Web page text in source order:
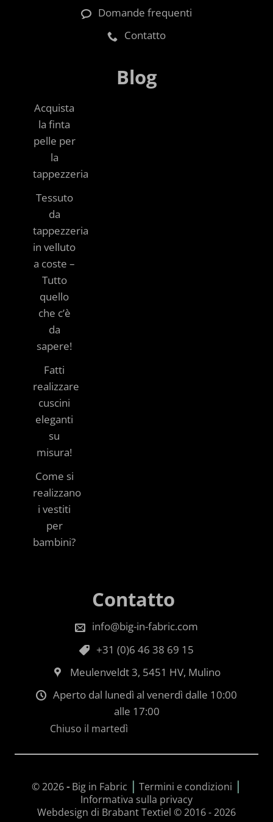
Domande frequenti
Contatto
Blog
Acquista
la finta
pelle per
la
tappezzeria
Tessuto
da
tappezzeria
in velluto
a coste –
Tutto
quello
che c’è
da
sapere!
Fatti
realizzare
cuscini
eleganti
su
misura!
Come si
realizzano
i vestiti
per
bambini?
Contatto
info@big-in-fabric.com
+31 (0)6 46 38 69 15
Meulenveldt 3, 5451 HV, Mulino
Aperto dal lunedì al venerdì dalle 10:00
alle 17:00
Chiuso il martedì
© 2026-Big in Fabric | Termini e condizioni |
Informativa sulla privacy
Webdesign di Brabant Textiel © 2016 - 2026